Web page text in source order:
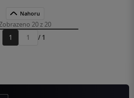
Nahoru
20 z 20
1
Přejít
/ 1